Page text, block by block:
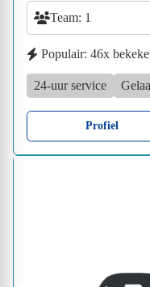
Team: 1
Populair: 46x
24-uur service
Profiel